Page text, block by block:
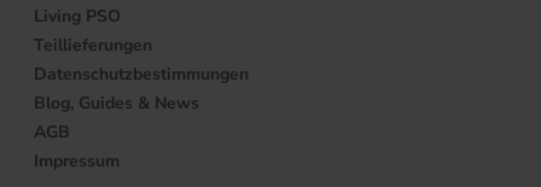
Living PSO
Teillieferungen
Datenschutzbestimmungen
Blog, Guides & News
AGB
Impressum